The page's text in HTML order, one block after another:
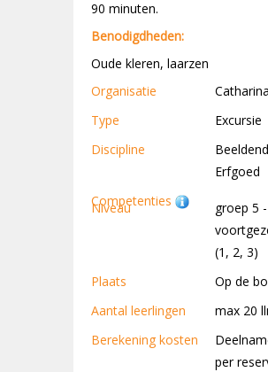
90 minuten.
Benodigdheden:
Oude kleren, laarzen
Organisatie
Type
Excursie
Discipline
Erfgoed
Competenties
Niveau
groep 5
(1, 2, 3)
Plaats
Op de
Aantal leerlingen
max 20
Berekening kosten
per